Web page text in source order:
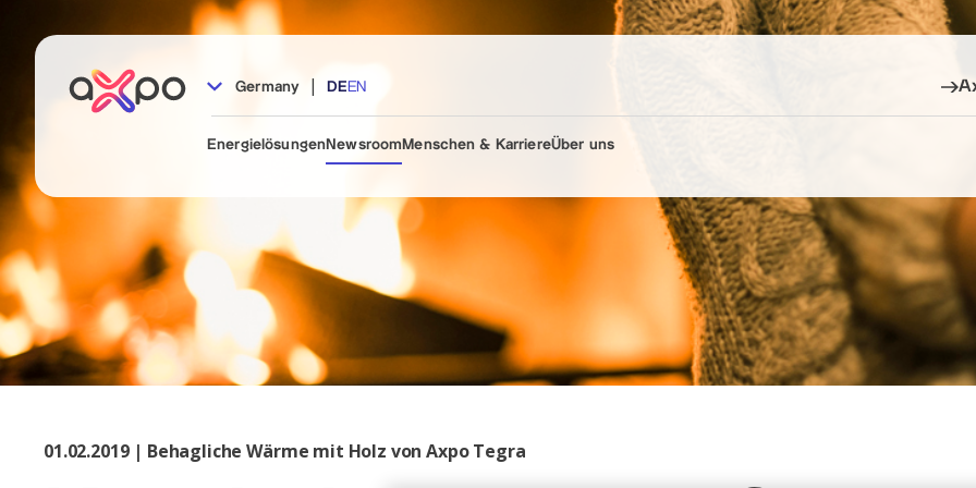
Germany | DE EN
EnergielösungenNewsroom Menschen & KarriereÜber uns
01.02.2019 | Behagliche Wärme mit Holz von Axpo Tegra